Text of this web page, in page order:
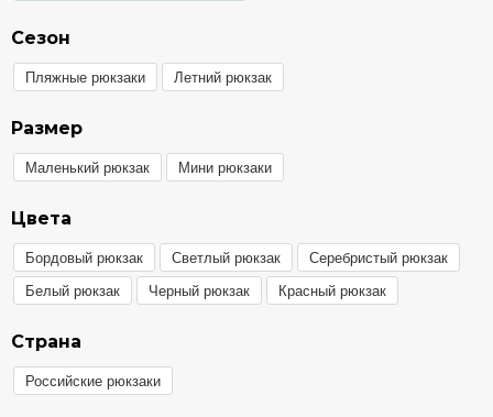
Сезон
Пляжные рюкзаки Летний рюкзак
Размер
Маленький рюкзак Мини рюкзаки
Цвета
Бордовый рюкзак Светлый рюкзак
Серебристый рюкзак
Белый рюкзак
Черный рюкзак Красный рюкзак
Страна
Российские рюкзаки